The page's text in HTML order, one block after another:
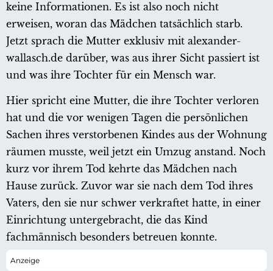
keine Informationen. Es ist also noch nicht
erweisen, woran das Mädchen tatsächlich starb.
Jetzt sprach die Mutter exklusiv mit alexander-
wallasch.de darüber, was aus ihrer Sicht passiert ist
und was ihre Tochter für ein Mensch war.
Hier spricht eine Mutter, die ihre Tochter verloren
hat und die vor wenigen Tagen die persönlichen
Sachen ihres verstorbenen Kindes aus der Wohnung
räumen musste, weil jetzt ein Umzug anstand. Noch
kurz vor ihrem Tod kehrte das Mädchen nach
Hause zurück. Zuvor war sie nach dem Tod ihres
Vaters, den sie nur schwer verkraftet hatte, in einer
Einrichtung untergebracht, die das Kind
fachmännisch besonders betreuen konnte.